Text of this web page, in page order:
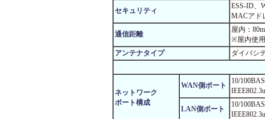
セキュリティ
ESS-ID、
MACアド
通信距離
屋内：
※屋内使
アンテナタイプ
ダイバシ
ネットワーク
ポート構成
WAN側ポート
10/
IEEE802.3u
LAN側ポート
10/
IEEE802.3u